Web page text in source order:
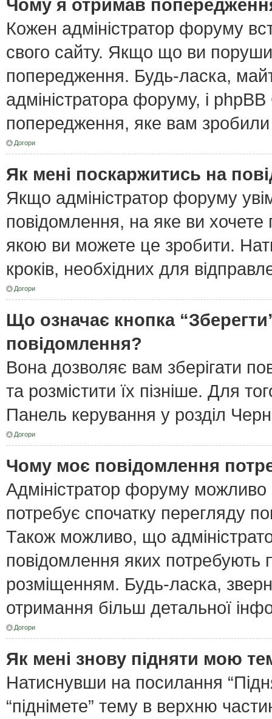
Чому я отримав
Кожен адміністратор форуму
свого сайту. Якщо що ви
попередження. Будь-ласка,
адміністратора форуму, і
попередження, яке вам
Догори
Як мені поскаржитись на
Якщо адміністратор форуму
повідомлення, на яке ви хочете
якою ви можете це зробити.
кроків, необхідних для
Догори
Що означає кнопка
повідомлення?
Вона дозволяє вам зберігати
та розмістити їх пізніше. Для
Панель керування у розділ
Догори
Чому моє повідомлення
Адміністратор форуму
потребує спочатку перегляду
Також можливо, що
повідомлення яких потребують
розміщенням. Будь-ласка,
отримання більш детальної
Догори
Як мені знову підняти мою
Натиснувши на посилання
“піднімете” тему в верхню